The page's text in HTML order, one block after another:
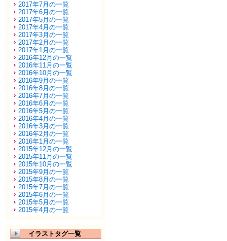
2017年7月の一覧
2017年6月の一覧
2017年5月の一覧
2017年4月の一覧
2017年3月の一覧
2017年2月の一覧
2017年1月の一覧
2016年12月の一覧
2016年11月の一覧
2016年10月の一覧
2016年9月の一覧
2016年8月の一覧
2016年7月の一覧
2016年6月の一覧
2016年5月の一覧
2016年4月の一覧
2016年3月の一覧
2016年2月の一覧
2016年1月の一覧
2015年12月の一覧
2015年11月の一覧
2015年10月の一覧
2015年9月の一覧
2015年8月の一覧
2015年7月の一覧
2015年6月の一覧
2015年5月の一覧
2015年4月の一覧
イラストタグ一覧